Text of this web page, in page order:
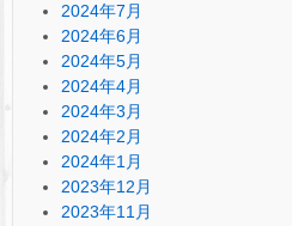
2024年7月
2024年6月
2024年5月
2024年4月
2024年3月
2024年2月
2024年1月
2023年12月
2023年11月